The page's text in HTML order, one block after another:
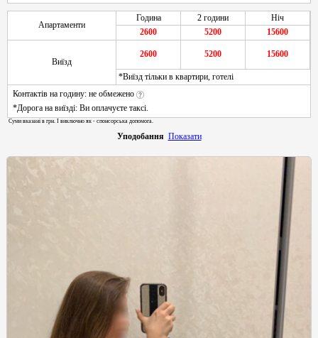
Апартаменти
Година 2 години
Ніч
2600
5200 15600
Виїзд
2600 5200 15600
*Виїзд тільки в квартири, готелі
Контактів на годину: не обмежено
*Дорога на виїзді: Ви оплачуєте таксі.
Суми вказані в грн. І виключно як - спонсорська допомога.
Уподобання Показати